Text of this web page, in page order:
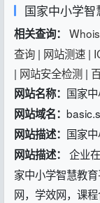
国家中小学智
相关查询：
查询 | 网站测速 |
| 网站安全检测 |
网站名称： 国家
网站域名：
网站描述： 国家
网站描述： 企业
家中小学智慧教
网，学效网，课